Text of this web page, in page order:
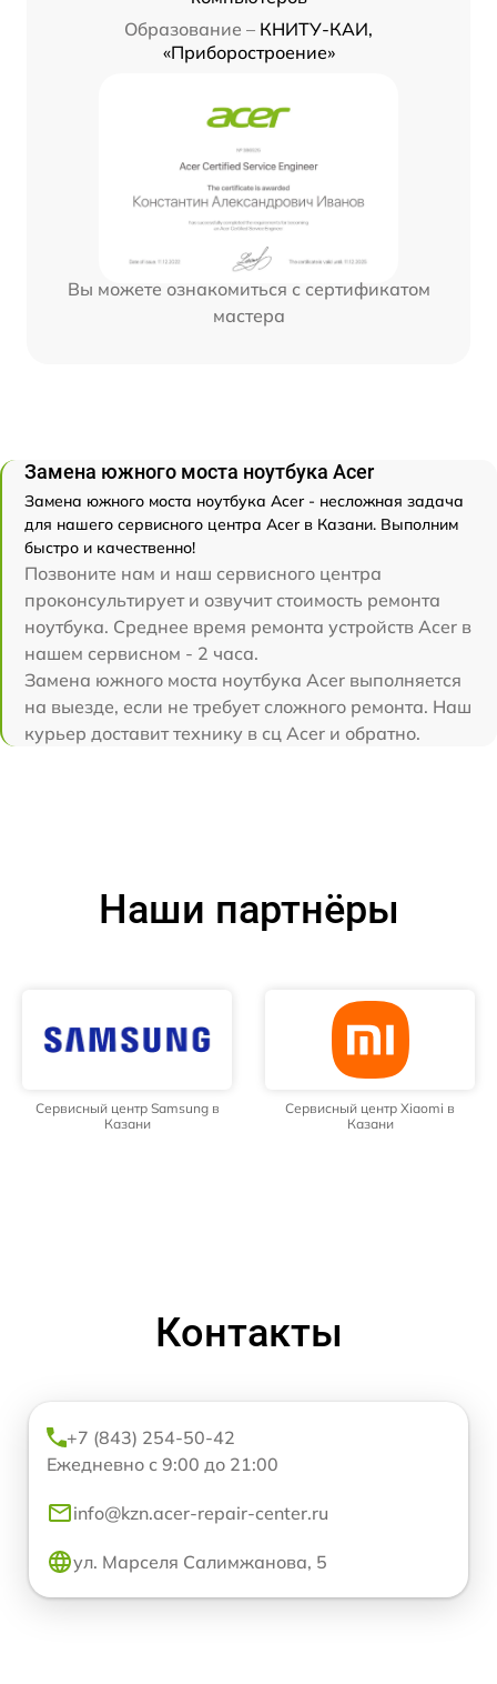
Образование – КНИТУ-КАИ,
«Приборостроение»
Вы можете ознакомиться с сертификатом
мастера
Замена южного моста ноутбука Acer
Замена южного моста ноутбука Acer - несложная задача
для нашего сервисного центра Acer в Казани. Выполним
быстро и качественно!
Позвоните нам и наш сервисного центра
проконсультирует и озвучит стоимость ремонта
ноутбука. Среднее время ремонта устройств Acer в
нашем сервисном - 2 часа.
Замена южного моста ноутбука Acer выполняется
на выезде, если не требует сложного ремонта. Наш
курьер доставит технику в сц Acer и обратно.
Наши партнёры
Сервисный центр Samsung в
Казани
Сервисный центр Xiaomi в
Казани
Контакты
+7 (843) 254-50-42
Ежедневно с 9:00 до 21:00
info@kzn.acer-repair-center.ru
ул. Марселя Салимжанова, 5